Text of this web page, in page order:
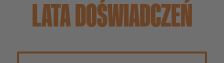
LATA DOŚWIADCZEŃ